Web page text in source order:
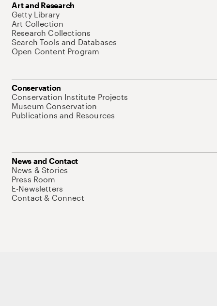
Art and Research
Getty Library
Art Collection
Research Collections
Search Tools and Databases
Open Content Program
Conservation
Conservation Institute Projects
Museum Conservation
Publications and Resources
News and Contact
News & Stories
Press Room
E-Newsletters
Contact & Connect